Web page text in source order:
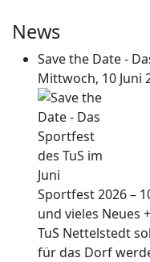
News
Save the Date -
Mittwoch, 10 Juni
Sportfest 2026 –
und vieles Neues
TuS Nettelstedt
für das Dorf